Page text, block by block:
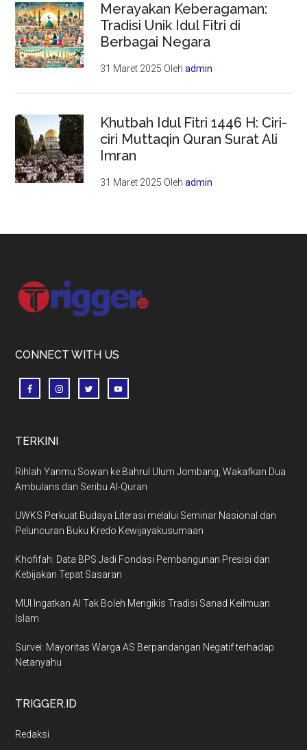
Merayakan Keberagaman:
Tradisi Unik Idul Fitri di
Berbagai Negara
31 Maret 2025 Olehadmin
Khutbah Idul Fitri 1446 H: Ciri-
ciri Muttaqin Quran Surat Ali
Imran
31 Maret 2025 Olehadmin
Footer
CONNECT WITH US
TERKINI
Rihlah Yanmu Sowan ke Bahrul Ulum Jombang, Wakafkan Dua
Ambulans dan Seribu Al-Quran
UWKS Perkuat Budaya Literasi melalui Seminar Nasional dan
Peluncuran Buku Kredo Kewijayakusumaan
Khofifah: Data BPS Jadi Fondasi Pembangunan Presisi dan
Kebijakan Tepat Sasaran
MUI Ingatkan AI Tak Boleh Mengikis Tradisi Sanad Keilmuan
Islam
Survei: Mayoritas Warga AS Berpandangan Negatif terhadap
Netanyahu
TRIGGER.ID
Redaksi